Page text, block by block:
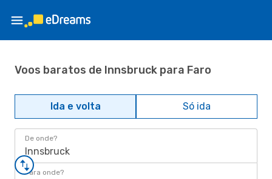
Voos baratos de Innsbruck para Faro
Ida e volta Só ida
De onde?
Innsbruck
Para onde?